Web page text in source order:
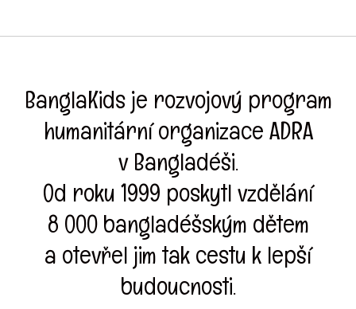
BanglaKids je rozvojový program
humanitární organizace ADRA
v Bangladéši.
Od roku 1999 poskytl vzdělání
8 000 bangladéšským dětem
a otevřel jim tak cestu k lepší
budoucnosti.